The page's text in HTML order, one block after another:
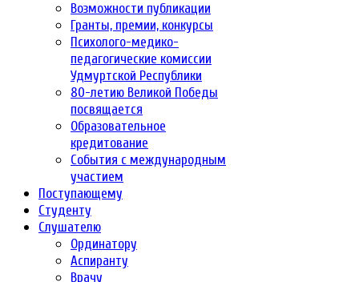
Возможности публикации
Гранты, премии, конкурсы
Психолого-медико-
педагогические комиссии
Удмуртской Республики
80-летию Великой Победы
посвящается
Образовательное
кредитование
События с международным
участием
Поступающему
Студенту
Слушателю
Ординатору
Аспиранту
Врачу